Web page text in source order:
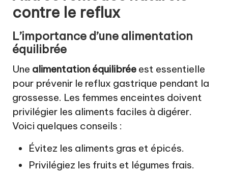
contre le reflux
L’importance d’une alimentation
équilibrée
Une alimentation équilibrée est essentielle
pour prévenir le reflux gastrique pendant la
grossesse. Les femmes enceintes doivent
privilégier les aliments faciles à digérer.
Voici quelques conseils :
Évitez les aliments gras et épicés.
Privilégiez les fruits et légumes frais.